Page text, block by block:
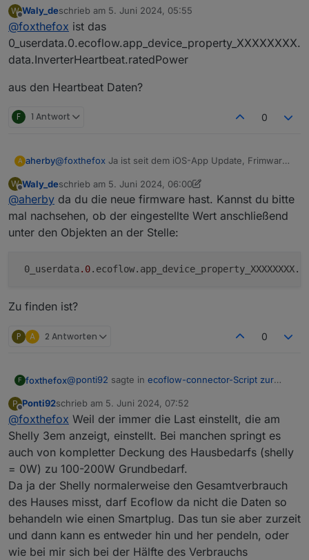
das sieht doch gut aus:
{"max_watts_pack":{"maxWatts":460}}
{"max_watts_pack":{"maxWatts":660}}
{"max_watts_pack":{"maxWatts":800}}
hoffe das waren deine Einstellungen.
W
Offline
Waly_deschrieb am 5. Juni 2024, 05:55
zuletzt editiert von
@foxthefox ist das
0_userdata.0.ecoflow.app_device_property_XXXXXXXX.
data.InverterHeartbeat.ratedPower
aus den Heartbeat Daten?
F 1 Antwort 0
A aherby@foxthefox Ja ist seit dem iOS-App Update, Frimware
Heißt in der App Maximale Ausgangsleistung und ist
einstellbar aktuell von 400 W stufenlos bis auf 800 W.
Weitere Werte:
warn: javascript.0 (61576)
2024-06-04 23:58:55.206 - info: javascript.0
2024-06-04 23:58:55.206 - info: javascript.0
2024-06-04 23:59:02.802 - info: javascript.0
2024-06-04 23:59:11.570 - info: javascript.0
W
Offline
Waly_deschrieb am 5. Juni 2024, 06:00
zuletzt editiert von Waly_de6. Mai 2024, 08:01
@aherby da du die neue firmware hast. Kannst du bitte
mal nachsehen, ob der eingestellte Wert anschließend
unter den Objekten an der Stelle:
0_userdata .0.ecoflow.app_device_property_XXXXXXXX.
Zu finden ist?
P A 2 Antworten 0
F foxthefox@ponti92 sagte in ecoflow-connector-Script zur
@ponti92
Nach kurzen Tests ist die Logik des Verhaltens
leider noch falsch, da die Leistung des Shelly
3ems wie ein smartplug behandelt wird.
Dadurch werden im geregelten Fall nur die
Hälfte des Hausverbrauchs eingespeist.
Wieso nur die Hälfte des Hausverbrauchs? Es
müsste sich doch wie eine ganz normale Last
verhalten und dann die 600(800)W ausnutzen?!
Könntest du den Befehl (0->1, 1->0) mitloggen und
posten (ich meine den HEX-string)?
Theoretisch müsste es dann auch einen neuen
Datenpunkt im Telegramm vom powerstream drin
sein, wenn also möglich auch das mal posten.
P
Offline
Ponti92schrieb am 5. Juni 2024, 07:52
zuletzt editiert von
@foxthefox Weil der immer die Last einstellt, die am
Shelly 3em anzeigt, einstellt. Bei manchen springt es
auch von kompletter Deckung des Hausbedarfs (shelly
= 0W) zu 100-200W Grundbedarf.
Da ja der Shelly normalerweise den Gesamtverbrauch
des Hauses misst, darf Ecoflow da nicht die Daten so
behandeln wie einen Smartplug. Das tun sie aber zurzeit
und dann kann es entweder hin und her pendeln, oder
wie bei mir sich bei der Hälfte des Verbrauchs